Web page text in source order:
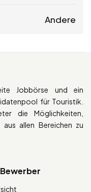
Andere
Jobbörse und ein
für Touristik.
die Möglichkeiten,
allen Bereichen zu